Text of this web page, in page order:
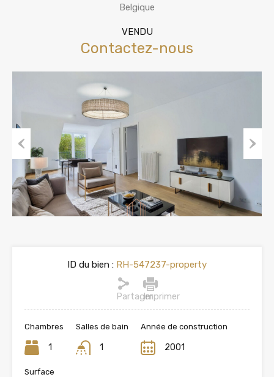
Belgique
VENDU
Contactez-nous
Previous
ID du bien : RH-547237-property
PartagerImprimer
Chambres
1
Salles de bain
1
Année de construction
2001
Surface